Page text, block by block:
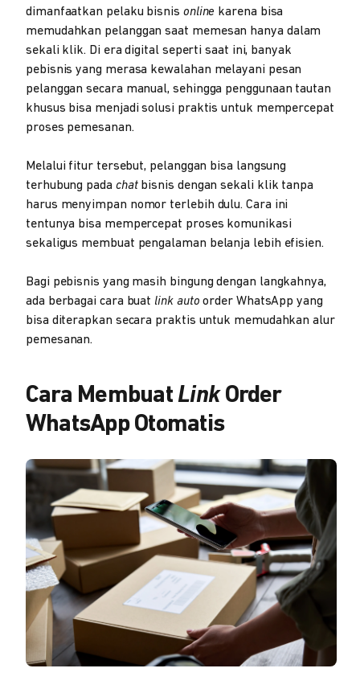
dimanfaatkan pelaku bisnis online karena bisa
memudahkan pelanggan saat memesan hanya dalam
sekali klik. Di era digital seperti saat ini, banyak
pebisnis yang merasa kewalahan melayani pesan
pelanggan secara manual, sehingga penggunaan tautan
khusus bisa menjadi solusi praktis untuk mempercepat
proses pemesanan.
Melalui fitur tersebut, pelanggan bisa langsung
terhubung pada chat bisnis dengan sekali klik tanpa
harus menyimpan nomor terlebih dulu. Cara ini
tentunya bisa mempercepat proses komunikasi
sekaligus membuat pengalaman belanja lebih efisien.
Bagi pebisnis yang masih bingung dengan langkahnya,
ada berbagai cara buat link autoorder WhatsApp yang
bisa diterapkan secara praktis untuk memudahkan alur
pemesanan.
Cara MembuatLinkOrder
WhatsApp Otomatis